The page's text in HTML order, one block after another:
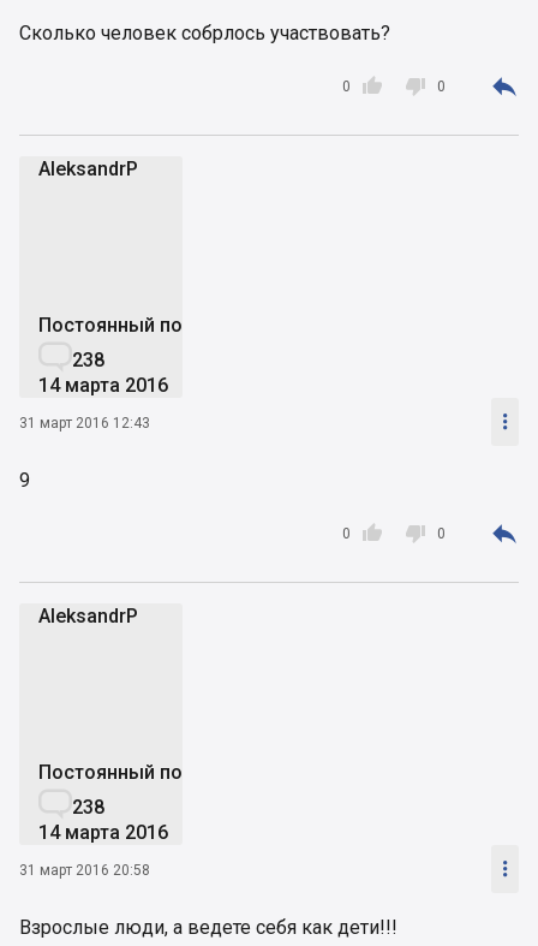
Сколько человек собрлось участвовать?

0  0 
AleksandrP
Постоянный пользователь
238
14 марта 2016
31 март 2016 12:43 
9

0  0 
AleksandrP
Постоянный пользователь
238
14 марта 2016
31 март 2016 20:58 
Взрослые люди, а ведете себя как дети!!!